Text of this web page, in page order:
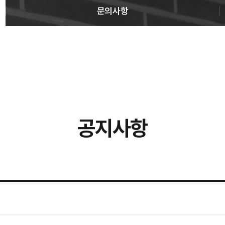
문의사항
공지사항